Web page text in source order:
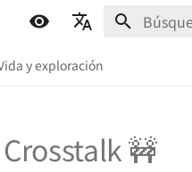
简体中文
اللغة العربية
y exploración
🚧